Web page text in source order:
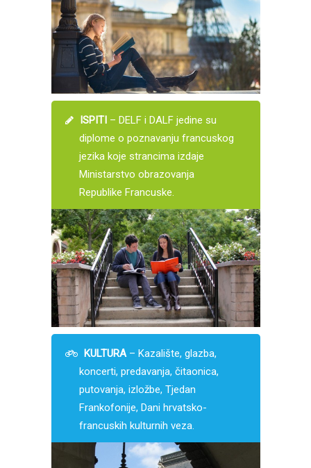
ISPITI– DELF i DALF jedine su
diplome o poznavanju francuskog
jezika koje strancima izdaje
Ministarstvo obrazovanja
Republike Francuske.
KULTURA– Kazalište, glazba,
koncerti, predavanja, čitaonica,
putovanja, izložbe, Tjedan
Frankofonije, Dani hrvatsko-
francuskih kulturnih veza.